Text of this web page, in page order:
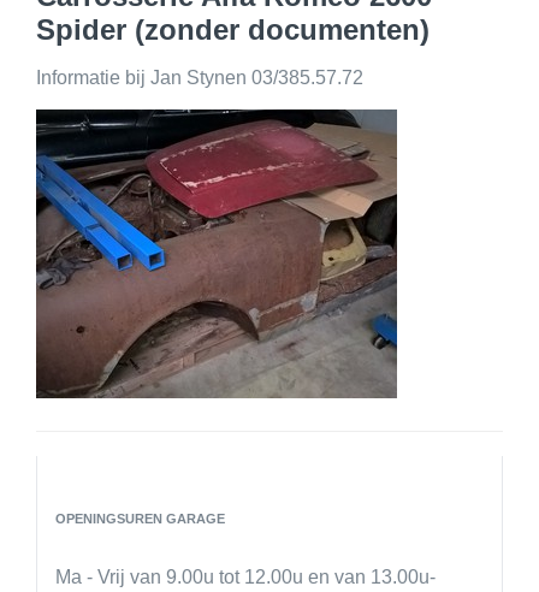
Afgewerkte projecten
Verkocht
Fotogalerij
Contact
Spider (zonder documenten)
Informatie bij Jan Stynen 03/385.57.72
OPENINGSUREN GARAGE
Ma - Vrij van 9.00u tot 12.00u en van 13.00u-